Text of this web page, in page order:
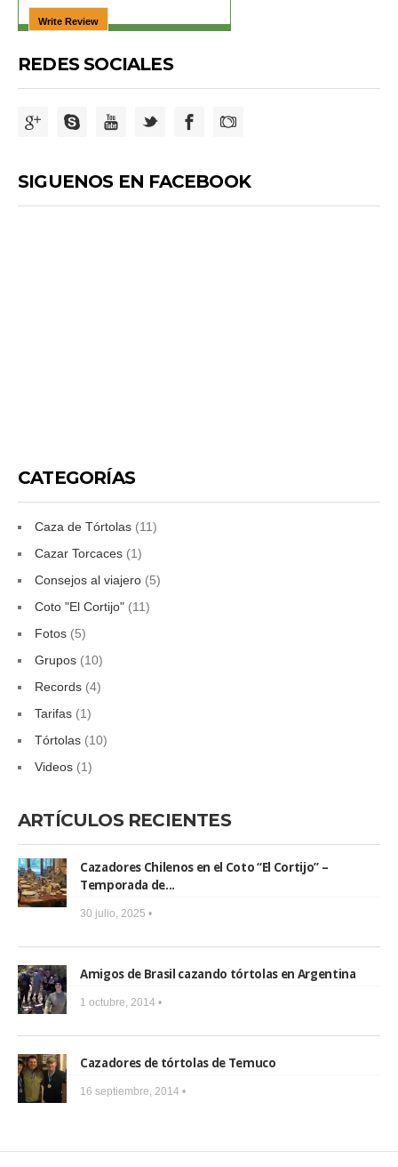
REDES SOCIALES
SIGUENOS EN FACEBOOK
CATEGORÍAS
Caza de Tórtolas (11)
Cazar Torcaces (1)
Consejos al viajero (5)
Coto "El Cortijo" (11)
Fotos (5)
Grupos (10)
Records (4)
Tarifas (1)
Tórtolas (10)
Videos (1)
ARTÍCULOS RECIENTES
Cazadores Chilenos en el Coto “El Cortijo” –
Temporada de...
30 julio, 2025 •
Amigos de Brasil cazando tórtolas en Argentina
1 octubre, 2014 •
Cazadores de tórtolas de Temuco
16 septiembre, 2014 •